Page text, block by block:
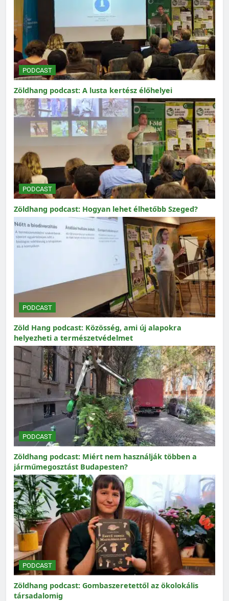
PODCAST
Zöldhang podcast: A lusta kertész élőhelyei
PODCAST
Zöldhang podcast: Hogyan lehet élhetőbb Szeged?
PODCAST
Zöld Hang podcast: Közösség, ami új alapokra
helyezheti a természetvédelmet
PODCAST
Zöldhang podcast: Miért nem használják többen a
járműmegosztást Budapesten?
PODCAST
Zöldhang podcast: Gombaszeretettől az ökolokális
társadalomig